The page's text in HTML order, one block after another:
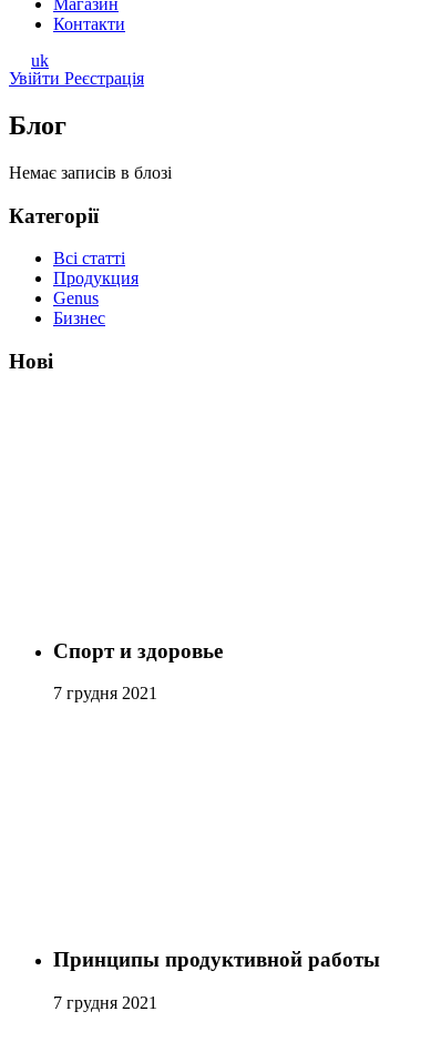
Магазин
Контакти
uk
Увійти Реєстрація
Блог
Немає записів в блозі
Категорії
Всі статті
Продукция
Genus
Бизнес
Нові
Спорт и здоровье
7 грудня 2021
Принципы продуктивной работы
7 грудня 2021